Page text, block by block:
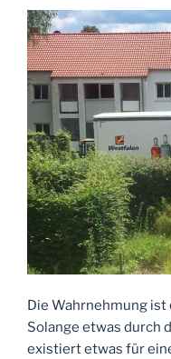
Die Wahrnehmung
Solange etwas durch
existiert etwas für